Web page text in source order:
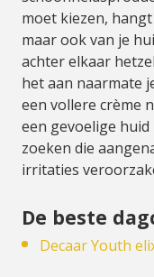
moet kiezen,
maar ook van je
achter elkaar
het aan naarmate
een vollere crème
een gevoelige
zoeken die
irritaties
De beste
Decaar Youth